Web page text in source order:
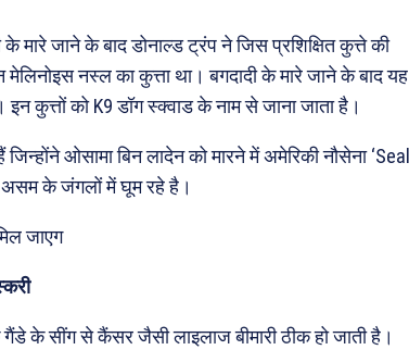
जाने के बाद डोनाल्ड ट्रंप ने जिस प्रशिक्षित कुत्ते की
मेलिनोइस नस्ल का कुत्ता था। बगदादी के मारे जाने के बाद यह
कुत्तों को K9 डॉग स्क्वाड के नाम से जाना जाता है।
ओसामा बिन लादेन को मारने में अमेरिकी नौसेना ‘Seal
असम के जंगलों में घूम रहे है।
जाएग
गैंडे के सींग से कैंसर जैसी लाइलाज बीमारी ठीक हो जाती है।